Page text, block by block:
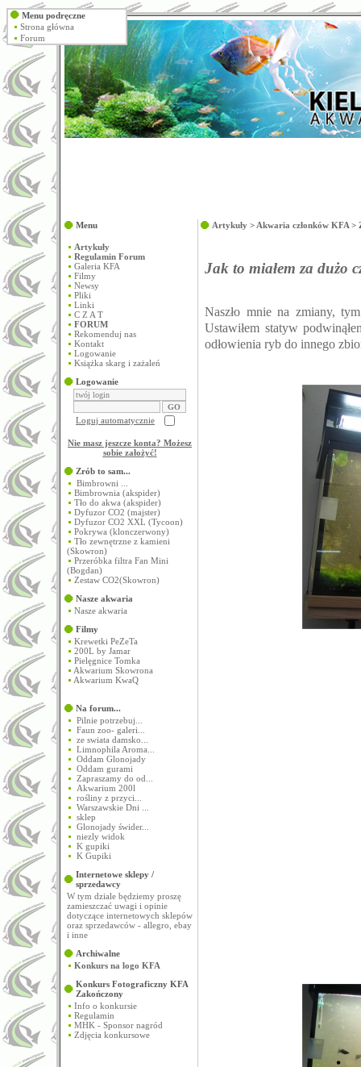
Menu
Artykuły
Regulamin Forum
Galeria KFA
Filmy
Newsy
Pliki
Linki
C Z A T
FORUM
Rekomenduj nas
Kontakt
Logowanie
Książka skarg i zażaleń
Logowanie
Loguj automatycznie
Nie masz jeszcze konta? Możesz
sobie założyć!
Zrób to sam...
Bimbrowni ...
Bimbrownia (akspider)
Tło do akwa (akspider)
Dyfuzor CO2 (majster)
Dyfuzor CO2 XXL (Tycoon)
Pokrywa (klonczerwony)
Tło zewnętrzne z kamieni
(Skowron)
Przeróbka filtra Fan Mini
(Bogdan)
Zestaw CO2(Skowron)
Nasze akwaria
Nasze akwaria
Filmy
Krewetki PeZeTa
200L by Jamar
Pielęgnice Tomka
Akwarium Skowrona
Akwarium KwaQ
Na forum...
Pilnie potrzebuj...
Faun zoo- galeri...
ze swiata damsko...
Limnophila Aroma...
Oddam Glonojady
Oddam gurami
Zapraszamy do od...
Akwarium 200l
rośliny z przyci...
Warszawskie Dni ...
sklep
Glonojady świder...
niezly widok
K gupiki
K Gupiki
Internetowe sklepy /
sprzedawcy
W tym dziale będziemy proszę
zamieszczać uwagi i opinie
dotyczące internetowych sklepów
oraz sprzedawców - allegro, ebay
i inne
Archiwalne
Konkurs na logo KFA
Konkurs Fotograficzny KFA
Zakończony
Info o konkursie
Regulamin
MHK - Sponsor nagród
Zdjęcia konkursowe
Artykuły > Akwaria członków KFA >
Jak to miałem za dużo
Naszło mnie na zmiany,
Ustawiłem statyw
odłowienia ryb do innego
Menu podręczne
Strona główna
Forum